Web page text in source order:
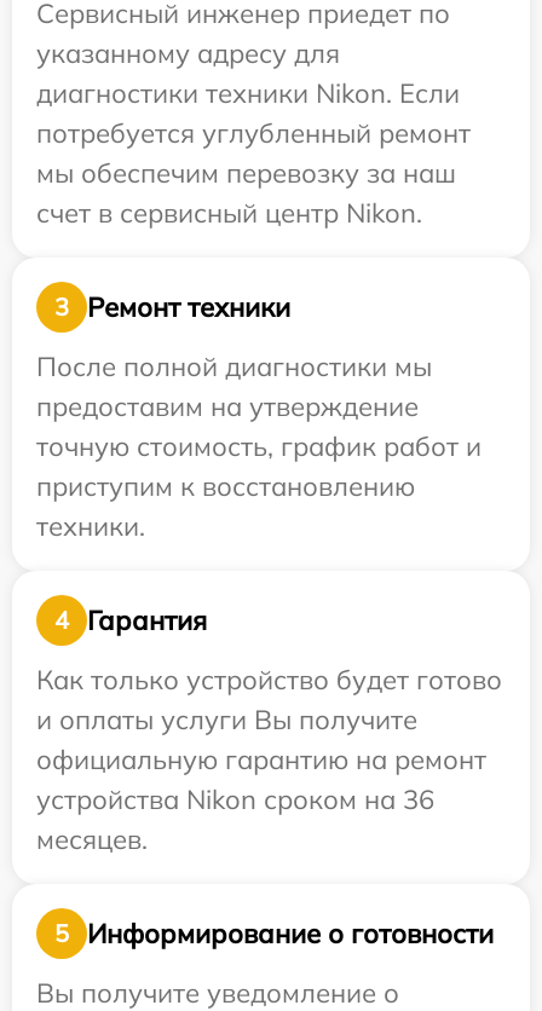
Сервисный инженер приедет по
указанному адресу для
диагностики техники Nikon. Если
потребуется углубленный ремонт
мы обеспечим перевозку за наш
счет в сервисный центр Nikon.
3
Ремонт техники
После полной диагностики мы
предоставим на утверждение
точную стоимость, график работ и
приступим к восстановлению
техники.
4
Гарантия
Как только устройство будет готово
и оплаты услуги Вы получите
официальную гарантию на ремонт
устройства Nikon сроком на 36
месяцев.
5
Информирование о готовности
Вы получите уведомление о